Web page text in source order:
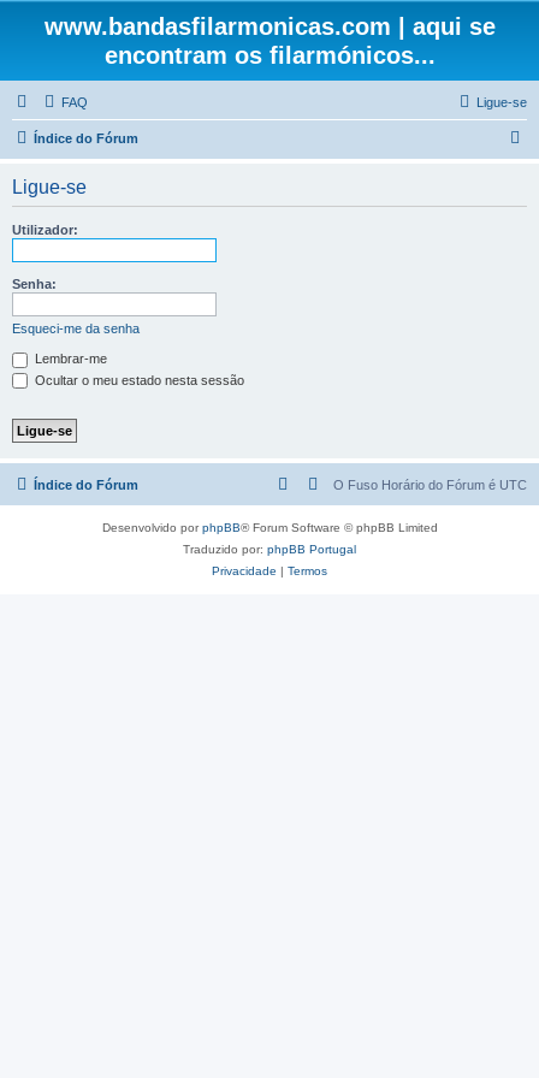
www.bandasfilarmonicas.com | aqui se
encontram os filarmónicos...
FAQ Ligue-se
Índice do Fórum
Ligue-se
Utilizador:
Senha:
Esqueci-me da senha
Lembrar-me
Ocultar o meu estado nesta sessão
Índice do Fórum O Fuso Horário do Fórum é UTC
Desenvolvido porphpBB® Forum Software © phpBB Limited
Traduzido por: phpBB Portugal
Privacidade | Termos